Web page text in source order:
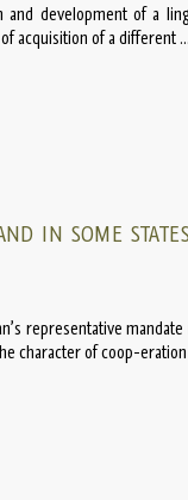
development of a
acquisition of a different ...
IN SOME
representative
character of coop-eration